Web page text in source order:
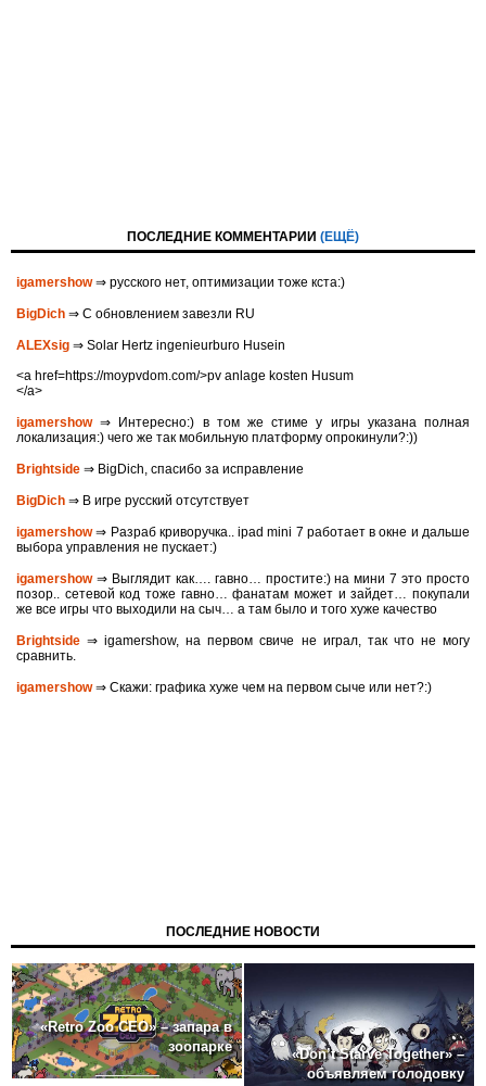
ПОСЛЕДНИЕ КОММЕНТАРИИ (ЕЩЁ)
igamershow⇒ русского нет, оптимизации тоже кста:)
BigDich ⇒ С обновлением завезли RU
ALEXsig ⇒ Solar Hertz ingenieurburo Husein
<a href=https://moypvdom.com/>pv anlage kosten Husum
</a>
igamershow⇒ Интересно:) в том же стиме у игры указана полная
локализация:) чего же так мобильную платформу опрокинули?:))
Brightside ⇒ BigDich, спасибо за исправление
BigDich ⇒ В игре русский отсутствует
igamershow⇒ Разраб криворучка.. ipad mini 7 работает в окне и дальше
выбора управления не пускает:)
igamershow⇒ Выглядит как…. гавно… простите:) на мини 7 это просто
позор.. сетевой код тоже гавно… фанатам может и зайдет… покупали
же все игры что выходили на сыч… а там было и того хуже качество
Brightside ⇒ igamershow, на первом свиче не играл, так что не могу
сравнить.
igamershow⇒ Скажи: графика хуже чем на первом сыче или нет?:)
ПОСЛЕДНИЕ НОВОСТИ
«Retro Zoo CEO» – запара в
зоопарке
«Don’t Starve Together» –
объявляем голодовку